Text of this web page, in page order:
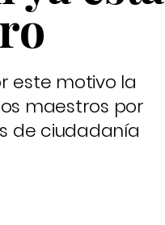
este motivo la
maestros por
de ciudadanía